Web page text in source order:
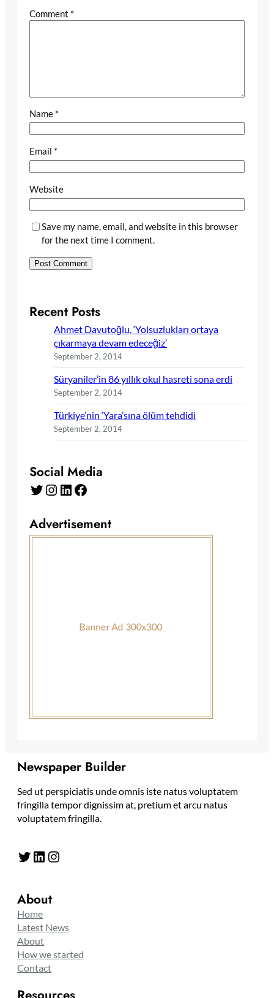
Comment *
Name *
Email *
Website
Save my name, email, and website in this browser
for the next time I comment.
Recent Posts
Ahmet Davutoğlu, ‘Yolsuzlukları ortaya
çıkarmaya devam edeceğiz’
September 2, 2014
Süryaniler’in 86 yıllık okul hasreti sona erdi
September 2, 2014
Türkiye’nin ‘Yara’sına ölüm tehdidi
September 2, 2014
Social Media
Twitter Instagram LinkedIn Facebook
Advertisement
Newspaper Builder
Sed ut perspiciatis unde omnis iste natus voluptatem
fringilla tempor dignissim at, pretium et arcu natus
voluptatem fringilla.
Twitter LinkedIn Instagram
About
Home
Latest News
About
How we started
Contact